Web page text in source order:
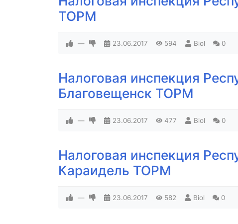
ТОРМ
— 23.06.2017 594 Biol 0
Налоговая инспекция
Благовещенск ТОРМ
— 23.06.2017 477 Biol 0
Налоговая инспекция
Караидель ТОРМ
— 23.06.2017 582 Biol 0